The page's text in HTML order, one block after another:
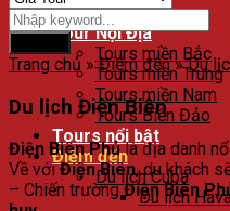
Tour Độc Lạ
Tour Nội Địa
Tours miền Bắc
Tours miền Trung
Tours miền Nam
Tours Biển Đảo
Tours nổi bật
Điểm đến
Du lịch Cuba
Du lịch
Trang chủ » Điểm đến » Du
Du lịch Điện Biên
Điện Biên Phủlà địa danh
Về vớiĐiện Biên, du khách
– Chiến trườngĐiện Biên